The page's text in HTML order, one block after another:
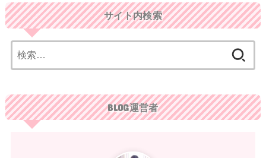
サイト内検索
索:
BLOG運営者